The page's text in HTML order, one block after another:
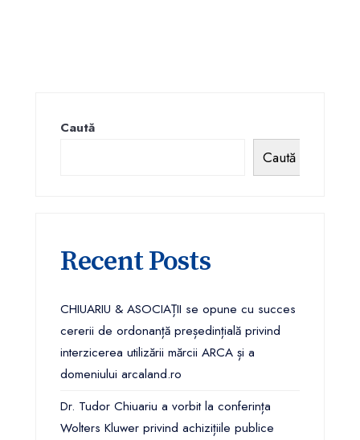
Caută
Caută
Recent Posts
CHIUARIU & ASOCIAȚII se opune cu succes
cererii de ordonanță președințială privind
interzicerea utilizării mărcii ARCA și a
domeniului arcaland.ro
Dr. Tudor Chiuariu a vorbit la conferința
Wolters Kluwer privind achizițiile publice